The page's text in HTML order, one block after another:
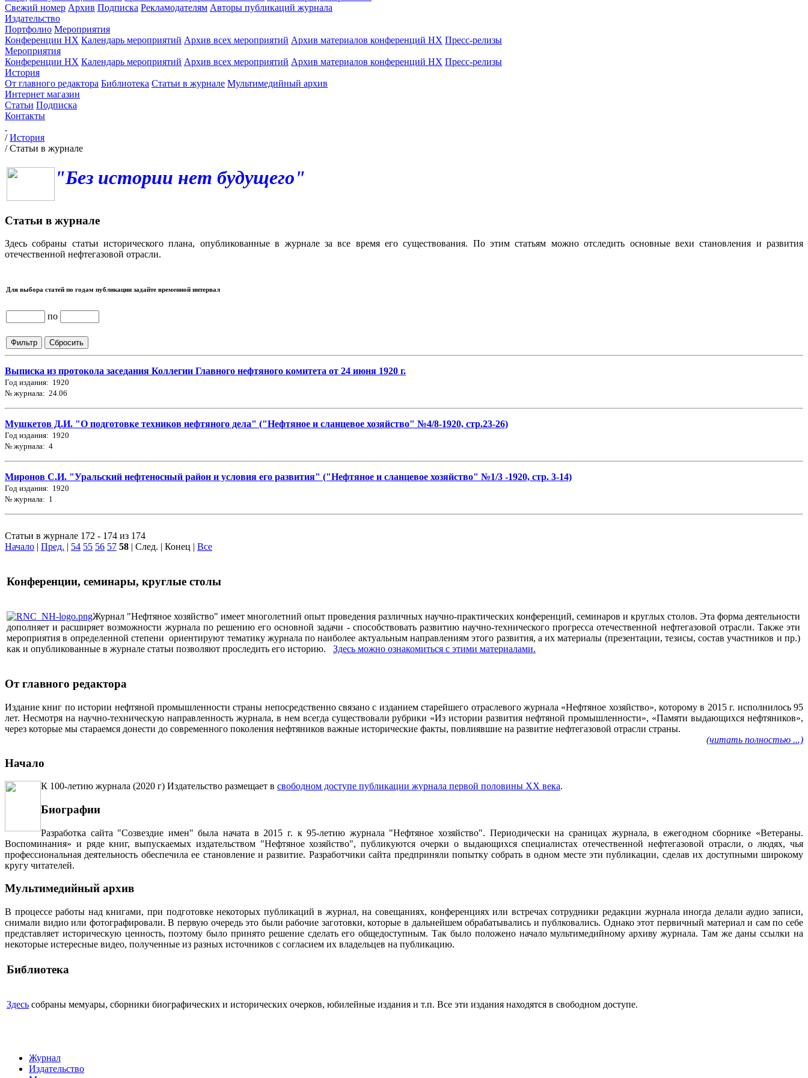
Свежий номер Архив Подписка Рекламодателям Авторы публикаций журнала
Издательство
Портфолио Мероприятия
Конференции НХ Календарь мероприятий Архив всех мероприятий Архив материалов конференций НХ Пресс-релизы
Мероприятия
Конференции НХ Календарь мероприятий Архив всех мероприятий Архив материалов конференций НХ Пресс-релизы
История
От главного редактора Библиотека Статьи в журнале Мультимедийный архив
Интернет магазин
Статьи Подписка
Контакты
/История
/Статьи в журнале
"Без истории нет будущего"
Статьи в журнале
Здесь собраны статьи исторического плана, опубликованные в журнале за все время его существования. По этим статьям можно отследить основные вехи становления и развития
отечественной нефтегазовой отрасли.
Для выбора статей по годам публикации задайте временной интервал
по
Выписка из протокола заседания Коллегии Главного нефтяного комитета от 24 июня 1920 г.
Год издания: 1920
№ журнала: 24.06
Мушкетов Д.И. "О подготовке техников нефтяного дела" ("Нефтяное и сланцевое хозяйство" №4/8-1920, стр.23-26)
Год издания: 1920
№ журнала: 4
Миронов С.И. "Уральский нефтеносный район и условия его развития" ("Нефтяное и сланцевое хозяйство" №1/3 -1920, стр. 3-14)
Год издания: 1920
№ журнала: 1
Статьи в журнале 172 - 174 из 174
Начало | Пред. | 54 55 56 57 58 | След. | Конец | Все
Конференции, семинары, круглые столы
Журнал "Нефтяное хозяйство" имеет многолетний опыт проведения различных научно-практических конференций, семинаров и круглых столов. Эта форма деятельности
дополняет и расширяет возможности журнала по решению его основной задачи - способствовать развитию научно-технического прогресса отечественной нефтегазовой отрасли. Также эти
мероприятия в определенной степени ориентируют тематику журнала по наиболее актуальным направлениям этого развития, а их материалы (презентации, тезисы, состав участников и пр.)
как и опубликованные в журнале статьи позволяют проследить его историю. Здесь можно ознакомиться с этими материалами.
От главного редактора
Издание книг по истории нефтяной промышленности страны непосредственно связано с изданием старейшего отраслевого журнала «Нефтяное хозяйство», которому в 2015 г. исполнилось 95
лет. Несмотря на научно-техническую направленность журнала, в нем всегда существовали рубрики «Из истории развития нефтяной промышленности», «Памяти выдающихся нефтяников»,
через которые мы стараемся донести до современного поколения нефтяников важные исторические факты, повлиявшие на развитие нефтегазовой отрасли страны.
(читать полностью ...)
Начало
К 100-летию журнала (2020 г) Издательство размещает в свободном доступе публикации журнала первой половины ХХ века.
Биографии
Разработка сайта "Созвездие имен" была начата в 2015 г. к 95-летию журнала "Нефтяное хозяйство". Периодически на сраницах журнала, в ежегодном сборнике «Ветераны.
Воспоминания» и ряде книг, выпускаемых издательством "Нефтяное хозяйство", публикуются очерки о выдающихся специалистах отечественной нефтегазовой отрасли, о людях, чья
профессиональная деятельность обеспечила ее становление и развитие. Разработчики сайта предприняли попытку собрать в одном месте эти публикации, сделав их доступными широкому
кругу читателей.
Мультимедийный архив
В процессе работы над книгами, при подготовке некоторых публикаций в журнал, на совещаниях, конференциях или встречах сотрудники редакции журнала иногда делали аудио записи,
снимали видио или фотографировали. В первую очередь это были рабочие заготовки, которые в дальнейшем обрабатывались и публковались. Однако этот первичный материал и сам по себе
представляет историческую ценность, поэтому было принято решение сделать его общедоступным. Так было положено начало мультимедийному архиву журнала. Там же даны ссылки на
некоторые истересные видео, полученные из разных источников с согласием их владельцев на публикацию.
Библиотека
Здесь собраны мемуары, сборники биографических и исторических очерков, юбилейные издания и т.п. Все эти издания находятся в свободном доступе.
Журнал
Издательство